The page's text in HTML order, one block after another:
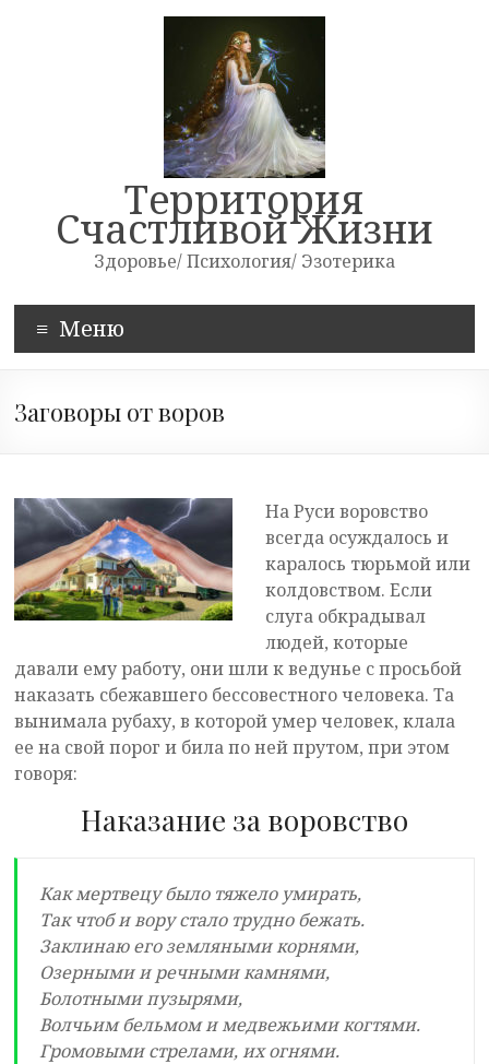
Территория
Счастливой Жизни
Здоровье/ Психология/ Эзотерика
Меню
Заговоры от воров
На Руси воровство
всегда осуждалось и
каралось тюрьмой или
колдовством. Если
слуга обкрадывал
людей, которые
давали ему работу, они шли к ведунье с просьбой
наказать сбежавшего бессовестного человека. Та
вынимала рубаху, в которой умер человек, клала
ее на свой порог и била по ней прутом, при этом
говоря:
Наказание за воровство
Как мертвецу было тяжело умирать,
Так чтоб и вору стало трудно бежать.
Заклинаю его земляными корнями,
Озерными и речными камнями,
Болотными пузырями,
Волчьим бельмом и медвежьими когтями.
Громовыми стрелами, их огнями.